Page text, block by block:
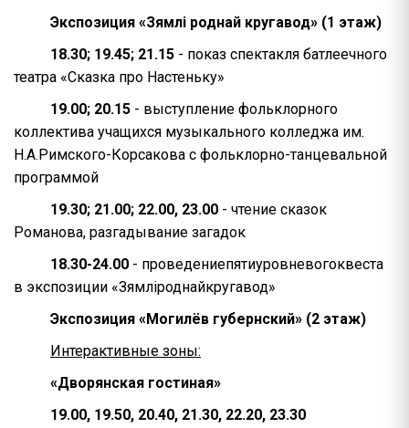
Экспозиция «Зямлі роднай кругавод» (1 этаж)
18.30; 19.45; 21.15 - показ спектакля батлеечного
театра «Сказка про Настеньку»
19.00; 20.15 - выступление фольклорного
коллектива учащихся музыкального колледжа им.
Н.А.Римского-Корсакова с фольклорно-танцевальной
программой
19.30; 21.00; 22.00, 23.00 - чтение сказок
Романова, разгадывание загадок
18.30-24.00 - проведениепятиуровневогоквеста
в экспозиции «Зямліроднайкругавод»
Экспозиция «Могилёв губернский» (2 этаж)
Интерактивные зоны:
«Дворянская гостиная»
19.00, 19.50, 20.40, 21.30, 22.20, 23.30